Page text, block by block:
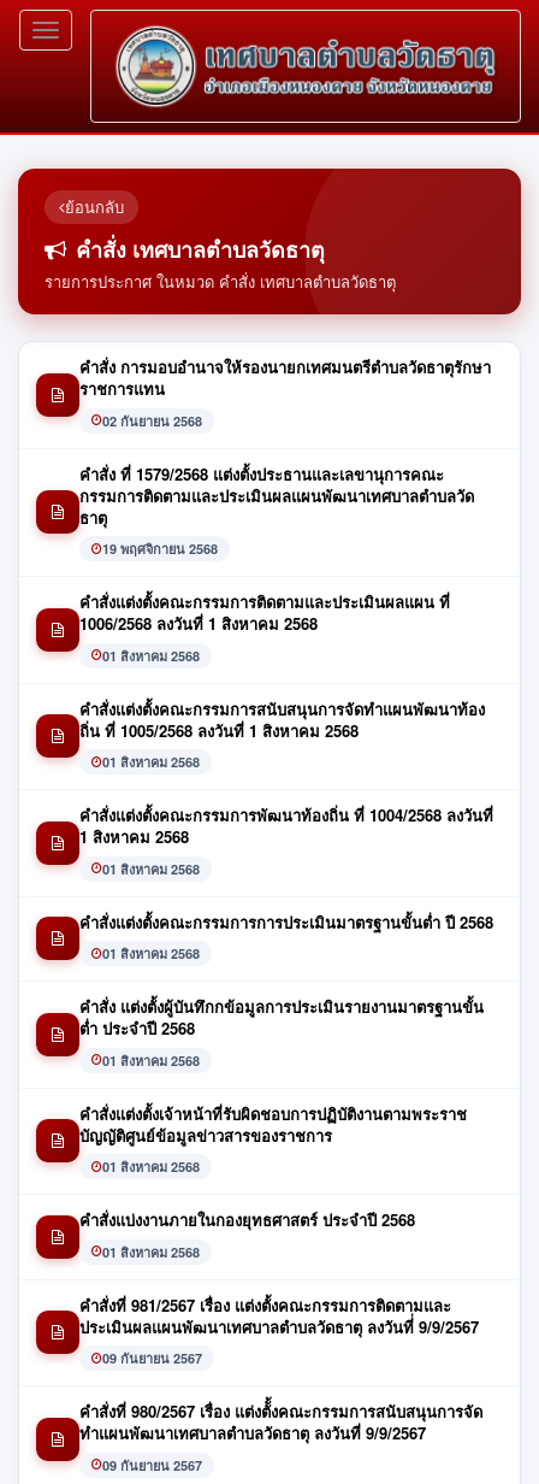
Toggle
navigation
ย้อนกลับ
คำสั่ง เทศบาลตำบลวัดธาตุ
รายการประกาศ ในหมวด คำสั่ง เทศบาลตำบลวัดธาตุ
คำสั่ง การมอบอำนาจให้รองนายกเทศมนตรีตำบลวัดธาตุรักษา
ราชการแทน
02 กันยายน 2568
คำสั่ง ที่ 1579/2568 แต่งตั้งประธานและเลขานุการคณะ
กรรมการติดตามและประเมินผลแผนพัฒนาเทศบาลตำบลวัด
ธาตุ
19 พฤศจิกายน 2568
คำสั่งแต่งตั้งคณะกรรมการติดตามและประเมินผลแผน ที่
1006/2568 ลงวันที่ 1 สิงหาคม 2568
01 สิงหาคม 2568
คำสั่งแต่งตั้งคณะกรรมการสนับสนุนการจัดทำแผนพัฒนาท้อง
ถิ่น ที่ 1005/2568 ลงวันที่ 1 สิงหาคม 2568
01 สิงหาคม 2568
คำสั่งแต่งตั้งคณะกรรมการพัฒนาท้องถิ่น ที่ 1004/2568 ลงวันที่
1 สิงหาคม 2568
01 สิงหาคม 2568
คำสั่งแต่งตั้งคณะกรรมการการประเมินมาตรฐานขั้นต่ำ ปี 2568
01 สิงหาคม 2568
คำสั่ง แต่งตั้งผู้บันทึกกข้อมูลการประเมินรายงานมาตรฐานขั้น
ต่ำ ประจำปี 2568
01 สิงหาคม 2568
คำสั่งแต่งตั้งเจ้าหน้าที่รับผิดชอบการปฏิบัติงานตามพระราช
บัญญัติศูนย์ข้อมูลข่าวสารของราชการ
01 สิงหาคม 2568
คำสั่งแบ่งงานภายในกองยุทธศาสตร์ ประจำปี 2568
01 สิงหาคม 2568
คำสั่งที่ 981/2567 เรื่อง แต่งตั้งคณะกรรมการติดตามและ
ประเมินผลแผนพัฒนาเทศบาลตำบลวัดธาตุ ลงวันที่่ 9/9/2567
09 กันยายน 2567
คำสั่งที่ 980/2567 เรื่อง แต่งตัั้งคณะกรรมการสนับสนุนการจัด
ทำแผนพัฒนาเทศบาลตำบลวัดธาตุ ลงวันที่ 9/9/2567
09 กันยายน 2567